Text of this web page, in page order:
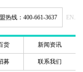
热线：400-661-3637 EN.
货 新闻资讯
募 联系我们